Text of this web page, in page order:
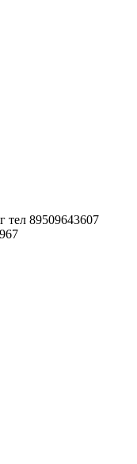
тел 89509643607